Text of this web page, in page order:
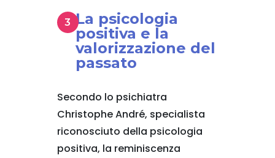
La psicologia
positiva e la
valorizzazione del
passato
Secondo lo psichiatra
Christophe André, specialista
riconosciuto della psicologia
positiva, la reminiscenza